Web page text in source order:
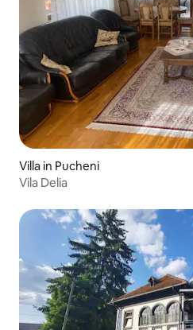
Villa in Pucheni
Vila Delia